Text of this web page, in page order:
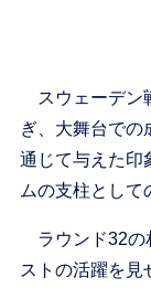
スウェーデン
ぎ、大舞台での
通じて与えた印
ムの支柱として
ラウンド32の
ストの活躍を見